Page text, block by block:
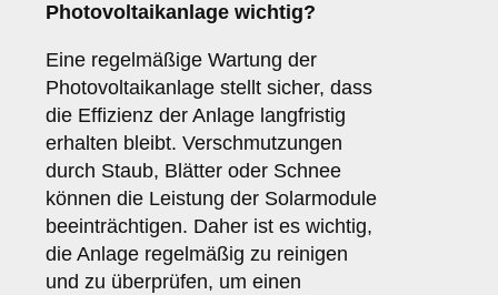
Photovoltaikanlage wichtig?
Eine regelmäßige Wartung der
Photovoltaikanlage stellt sicher, dass
die Effizienz der Anlage langfristig
erhalten bleibt. Verschmutzungen
durch Staub, Blätter oder Schnee
können die Leistung der Solarmodule
beeinträchtigen. Daher ist es wichtig,
die Anlage regelmäßig zu reinigen
und zu überprüfen, um einen